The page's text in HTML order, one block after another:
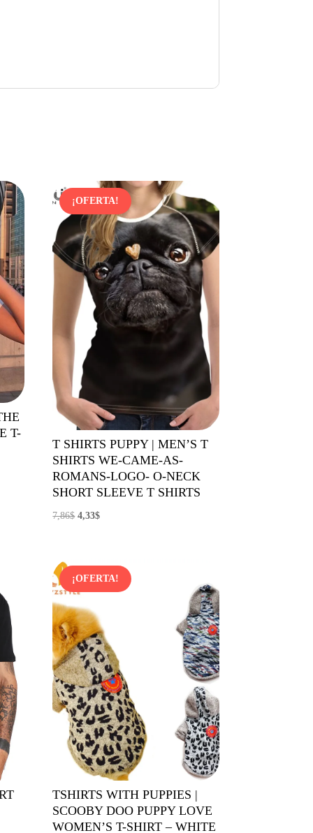
T-
¡OFERTA!
T SHIRTS PUPPY | MEN’S T
SHIRTS WE-CAME-AS-
ROMANS-LOGO- O-NECK
SHORT SLEEVE T SHIRTS
7,86$ El
4,33$El
4,33$.
¡OFERTA!
TSHIRTS WITH PUPPIES |
SCOOBY DOO PUPPY LOVE
WOMEN’S T-SHIRT – WHITE